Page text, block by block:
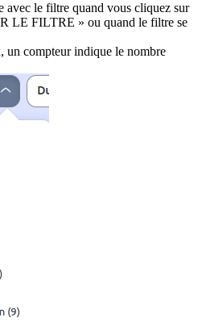
avec le filtre quand vous cliquez sur
LE FILTRE » ou quand le filtre se
un compteur indique le nombre